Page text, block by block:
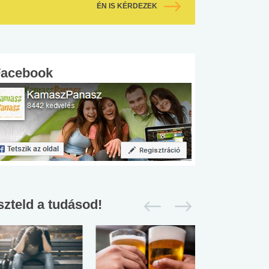
ÉN IS KÉRDEZEK
a tudásod!